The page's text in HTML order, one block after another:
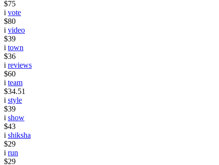
$75
i vote
$80
i video
$39
i town
$36
i reviews
$60
i team
$34.51
i style
$39
i show
$43
i shiksha
$29
i run
$29